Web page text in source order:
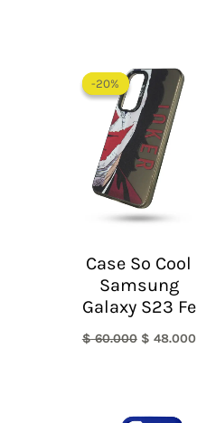
-20%
-20%
Case So Cool
Samsung
Galaxy S23 Fe
$60.000
precio
original
era:
$ 60.000.
$ 48.000